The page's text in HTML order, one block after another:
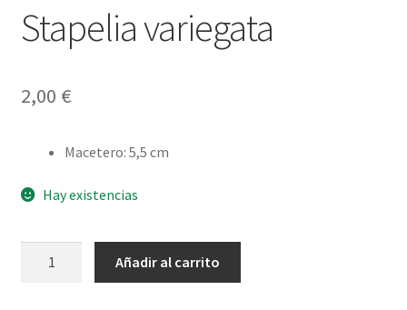
Stapelia variegata
2,00 €
Macetero: 5,5 cm
Hay existencias
Añadir al carrito